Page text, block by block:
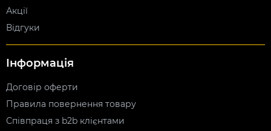
Акції
Відгуки
Інформація
Договір оферти
Правила повернення товару
Співпраця з b2b клієнтами